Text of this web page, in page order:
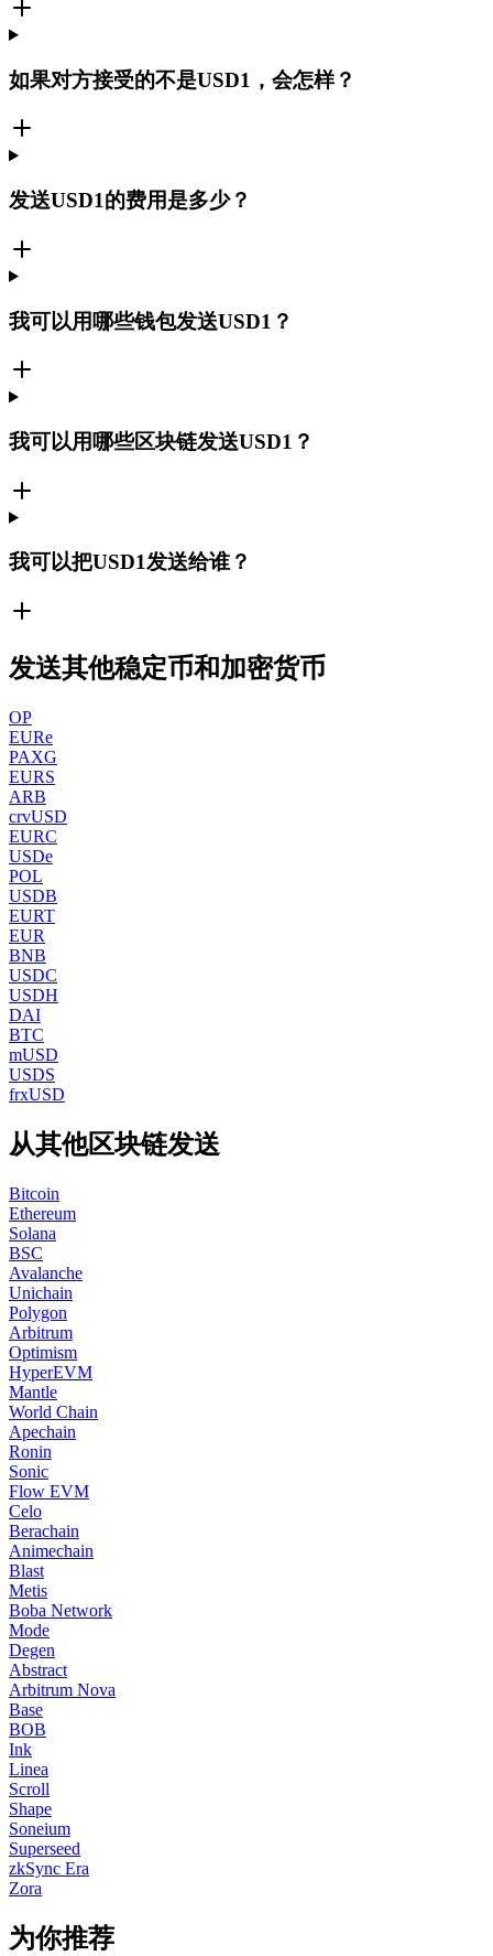
如果对方接受的不是USD1，会怎样？
发送USD1的费用是多少？
我可以用哪些钱包发送USD1？
我可以用哪些区块链发送USD1？
我可以把USD1发送给谁？
发送其他稳定币和加密货币
OP
EURe
PAXG
EURS
ARB
crvUSD
EURC
USDe
POL
USDB
EURT
EUR
BNB
USDC
USDH
DAI
BTC
mUSD
USDS
frxUSD
从其他区块链发送
Bitcoin
Ethereum
Solana
BSC
Avalanche
Unichain
Polygon
Arbitrum
Optimism
HyperEVM
Mantle
World Chain
Apechain
Ronin
Sonic
Flow EVM
Celo
Berachain
Animechain
Blast
Metis
Boba Network
Mode
Degen
Abstract
Arbitrum Nova
Base
BOB
Ink
Linea
Scroll
Shape
Soneium
Superseed
zkSync Era
Zora
为你推荐